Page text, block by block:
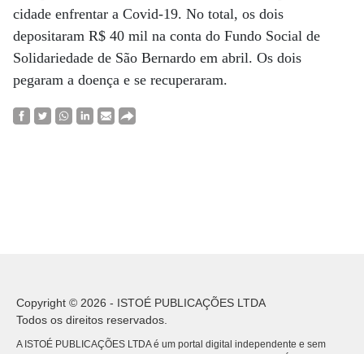
cidade enfrentar a Covid-19. No total, os dois
depositaram R$ 40 mil na conta do Fundo Social de
Solidariedade de São Bernardo em abril. Os dois
pegaram a doença e se recuperaram.
Copyright © 2026 - ISTOÉ PUBLICAÇÕES LTDA
Todos os direitos reservados.
A ISTOÉ PUBLICAÇÕES LTDA é um portal digital independente e sem